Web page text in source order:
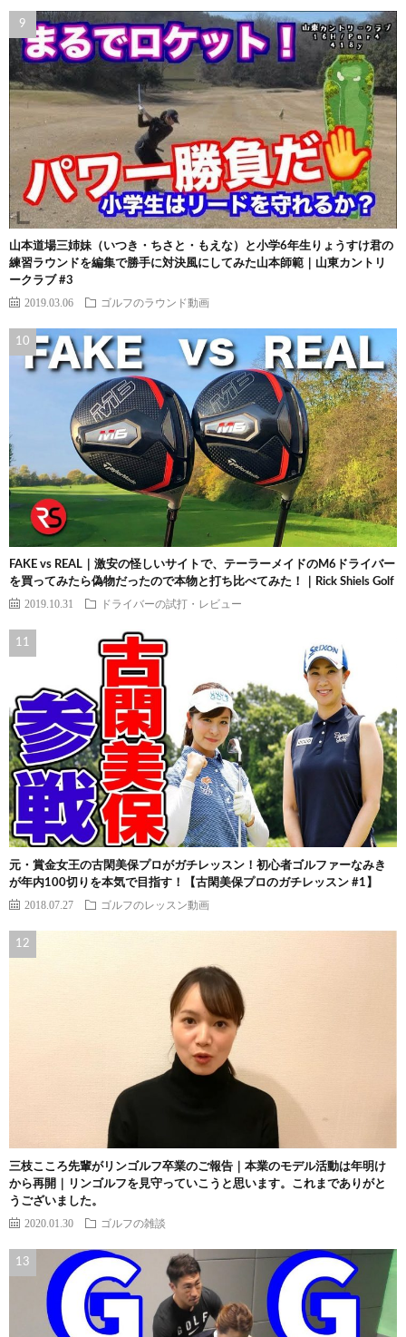
山本道場三姉妹（いつき・ちさと・もえな）と小学6年生りょうすけ君の
練習ラウンドを編集で勝手に対決風にしてみた山本師範｜山東カントリ
ークラブ #3
2019.03.06 ゴルフのラウンド動画
FAKE vs REAL｜激安の怪しいサイトで、テーラーメイドのM6ドライバー
を買ってみたら偽物だったので本物と打ち比べてみた！｜Rick Shiels Golf
2019.10.31 ドライバーの試打・レビュー
元・賞金女王の古閑美保プロがガチレッスン！初心者ゴルファーなみき
が年内100切りを本気で目指す！【古閑美保プロのガチレッスン #1】
2018.07.27 ゴルフのレッスン動画
三枝こころ先輩がリンゴルフ卒業のご報告｜本業のモデル活動は年明け
から再開｜リンゴルフを見守っていこうと思います。これまでありがと
うございました。
2020.01.30 ゴルフの雑談